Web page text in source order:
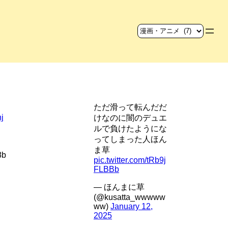
ただ滑って転んだだ
けなのに闇のデュエ
ルで負けたようにな
ってしまった人ほん
ま草
pic.twitter.com/tRb9j
FLBBb
— ほんまに草
(@kusatta_wwwww
ww)January 12,
2025